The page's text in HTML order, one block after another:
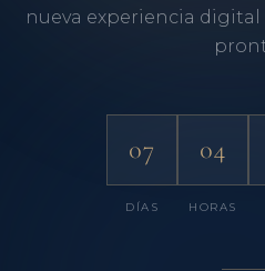
nueva experiencia
07
DÍAS
04
HORAS